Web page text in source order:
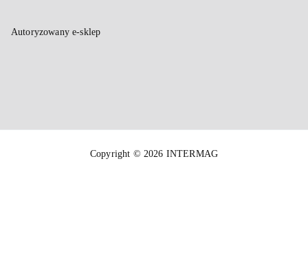
Autoryzowany e-sklep
Copyright © 2026 INTERMAG